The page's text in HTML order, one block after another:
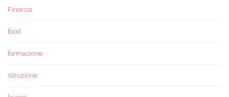
Finanza
food
formazione
istruzione